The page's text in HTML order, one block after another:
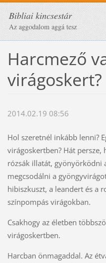
Bibliai kincsestár
Az aggodalom aggá tesz
Harcmező
virágoskert?
2014.02.19 08:56
Hol szeretnél inkább lenni?
virágoskertben? Hát persze,
rózsák illatát, gyönyörködni
megcsodálni a
hibiszkuszt, a leandert és a
színpompás virágokban.
Csakhogy az életben
virágoskertben.
Harcban önmagaddal. Az